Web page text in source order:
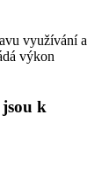
využívání a
výkon
k